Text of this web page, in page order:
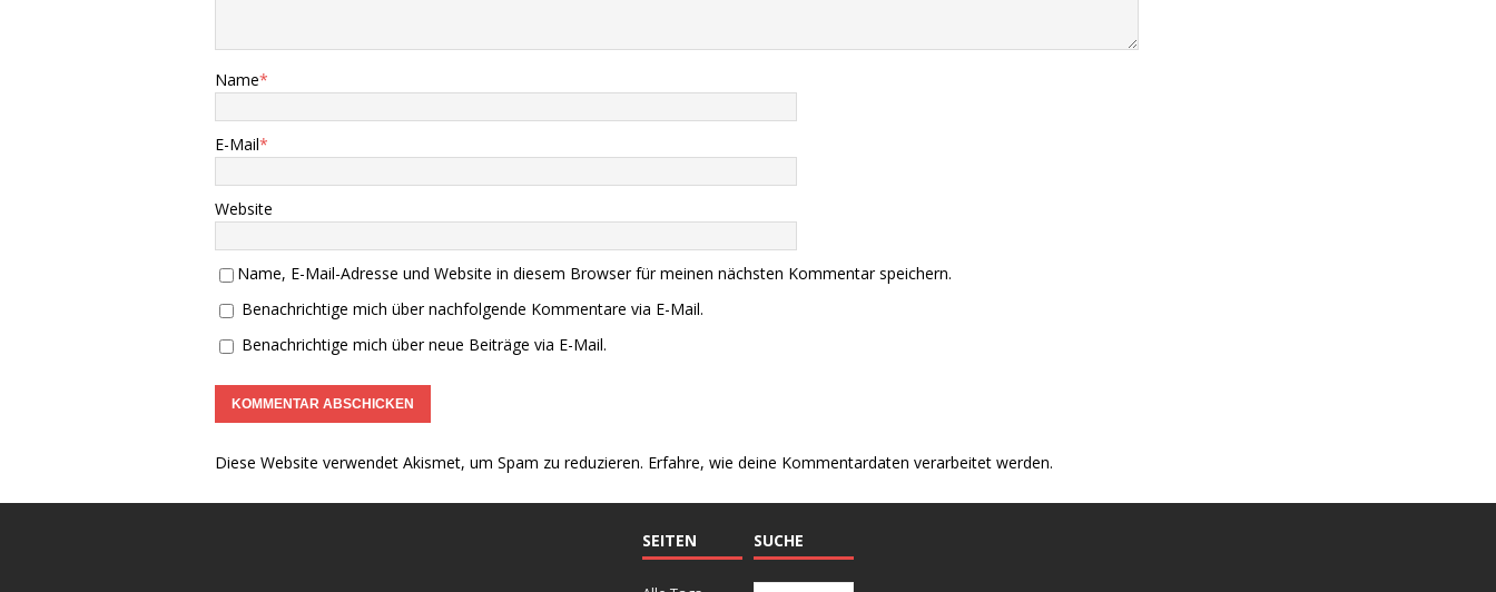
Name*
E-Mail*
Website
Name, E-Mail-Adresse und Website in diesem Browser für meinen nächsten Kommentar speichern.
Benachrichtige mich über nachfolgende Kommentare via E-Mail.
Benachrichtige mich über neue Beiträge via E-Mail.
Diese Website verwendet Akismet, um Spam zu reduzieren. Erfahre, wie deine Kommentardaten verarbeitet werden.
SEITEN SUCHE